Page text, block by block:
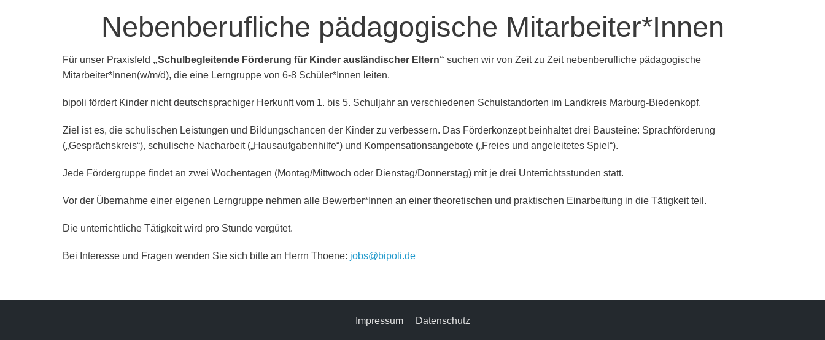
Nebenberufliche pädagogische Mitarbeiter*Innen
Für unser Praxisfeld „Schulbegleitende Förderung für Kinder ausländischer Eltern“ suchen wir von Zeit zu Zeit nebenberufliche pädagogische
Mitarbeiter*Innen(w/m/d), die eine Lerngruppe von 6-8 Schüler*Innen leiten.
bipoli fördert Kinder nicht deutschsprachiger Herkunft vom 1. bis 5. Schuljahr an verschiedenen Schulstandorten im Landkreis Marburg-Biedenkopf.
Ziel ist es, die schulischen Leistungen und Bildungschancen der Kinder zu verbessern. Das Förderkonzept beinhaltet drei Bausteine: Sprachförderung
(„Gesprächskreis“), schulische Nacharbeit („Hausaufgabenhilfe“) und Kompensationsangebote („Freies und angeleitetes Spiel“).
Jede Fördergruppe findet an zwei Wochentagen (Montag/Mittwoch oder Dienstag/Donnerstag) mit je drei Unterrichtsstunden statt.
Vor der Übernahme einer eigenen Lerngruppe nehmen alle Bewerber*Innen an einer theoretischen und praktischen Einarbeitung in die Tätigkeit teil.
Die unterrichtliche Tätigkeit wird pro Stunde vergütet.
Bei Interesse und Fragen wenden Sie sich bitte an Herrn Thoene: jobs@bipoli.de
Impressum Datenschutz